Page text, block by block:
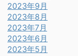
2023年9月
2023年8月
2023年7月
2023年6月
2023年5月